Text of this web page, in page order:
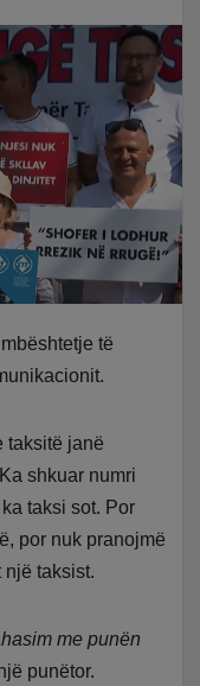
të
taksitë janë
shkuar numri
taksi sot. Por
por nuk pranojmë
një taksist.
me punën
punëtor.